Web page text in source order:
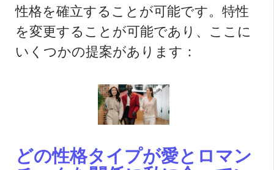
性格を確立することが可能です。特性
を変更することが可能であり、ここに
いくつかの提案があります：
どの性格タイプが愛とロマン